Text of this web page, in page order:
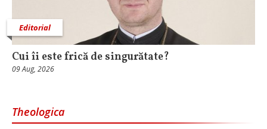
Editorial
Cui îi este frică de singurătate?
09 Aug, 2026
Theologica